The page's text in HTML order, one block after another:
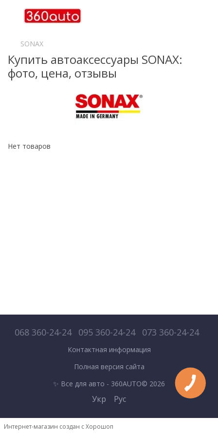
SONAX
Купить автоаксессуары SONAX:
фото, цена, отзывы
Нет товаров
068 360-24-24 095 360-24-24 073 360-24-24
Контактная информация
Полная версия сайта
✨ Все для авто - 360AUTO© 2026
Укр Рус
Интернет-магазин создан с Хорошоп